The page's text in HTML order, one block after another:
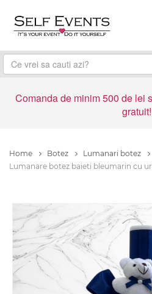
Comanda de minim 500 de lei
gratuit!
Home Botez
Lumanari botez
Lumanare botez baieti bleumarin cu